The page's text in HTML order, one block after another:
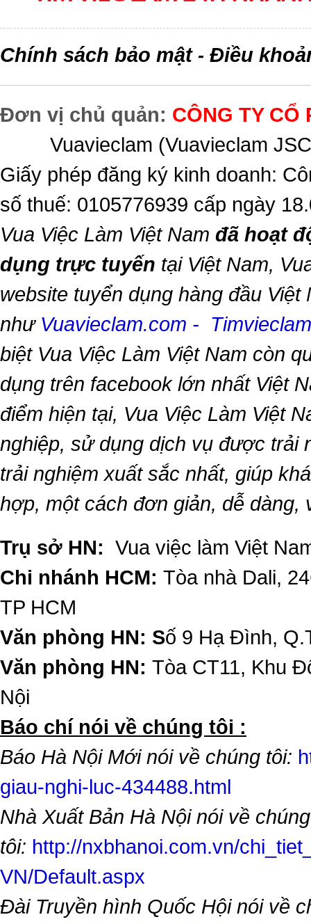
Chính sách bảo mật- Điều
Đơn vị chủ quản: CÔNG TY CỔ
Vuavieclam (Vuavieclam
Giấy phép đăng ký kinh doanh:
số thuế: 0105776939 cấp ngày
Vua Việc Làm Việt Nam đã hoạt
dụng trực tuyến tại Việt Nam,
website tuyển dụng hàng đầu Việt
như Vuavieclam.com -
biệt Vua Việc Làm Việt Nam còn
dụng trên facebook lớn nhất Việt
điểm hiện tại, Vua Việc Làm Việt
nghiệp, sử dụng dịch vụ được trải
trải nghiệm xuất sắc nhất, giúp
hợp, một cách đơn giản, dễ dàng,
Trụ sở HN: Vua việc làm Việt
Chi nhánh HCM: Tòa nhà Dali,
TP HCM
Văn phòng HN: Số 9 Hạ Đình,
Văn phòng HN: Tòa CT11, Khu
Nội
​Báo chí nói về chúng tôi :
Báo Hà Nội Mới nói về chúng tôi:
giau-nghi-luc-434488.html
Nhà Xuất Bản Hà Nội nói về chúng
tôi: http://nxbhanoi.com.vn/
VN/Default.aspx
Đài Truyền hình Quốc Hội nói về